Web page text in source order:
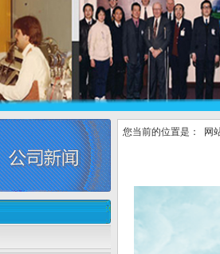
您当前的位置是： 网